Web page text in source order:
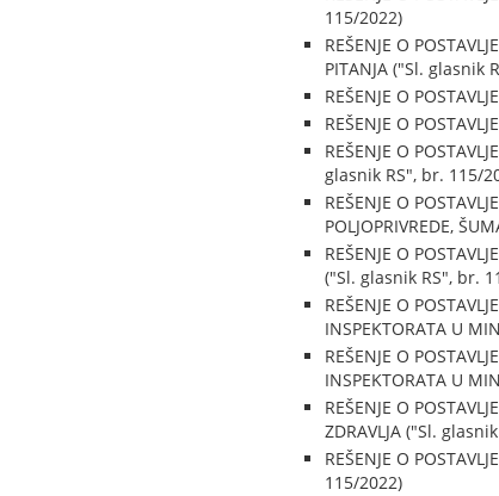
115/2022)
REŠENJE O
PITANJA ("Sl. glasnik
REŠENJE O
REŠENJE O
REŠENJE O
glasnik RS", br. 115/
REŠENJE O
POLJOPRIVREDE,
REŠENJE O
("Sl. glasnik RS", br.
REŠENJE O
INSPEKTORATA U
REŠENJE O
INSPEKTORATA U
REŠENJE O
ZDRAVLJA ("Sl.
REŠENJE O
115/2022)